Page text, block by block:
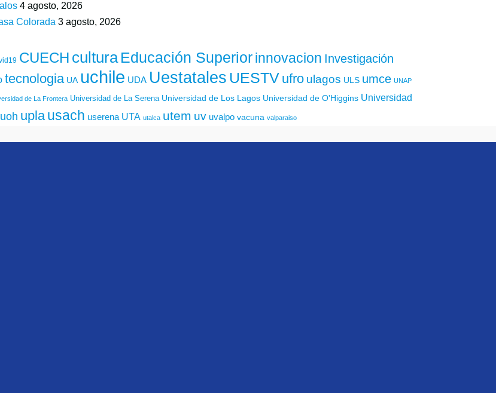
4 agosto, 2026
Colorada 3 agosto, 2026
CUECH culturaEducación Superiorinnovacion Investigación
tecnologia UA uchile UDA Uestatales UESTV ufro ulagos ULS umce UNAP
de La Frontera Universidad de La Serena Universidad de Los Lagos Universidad de O'Higgins Universidad
uoh uplausach userena UTA utalca utem uv uvalpo vacuna valparaiso